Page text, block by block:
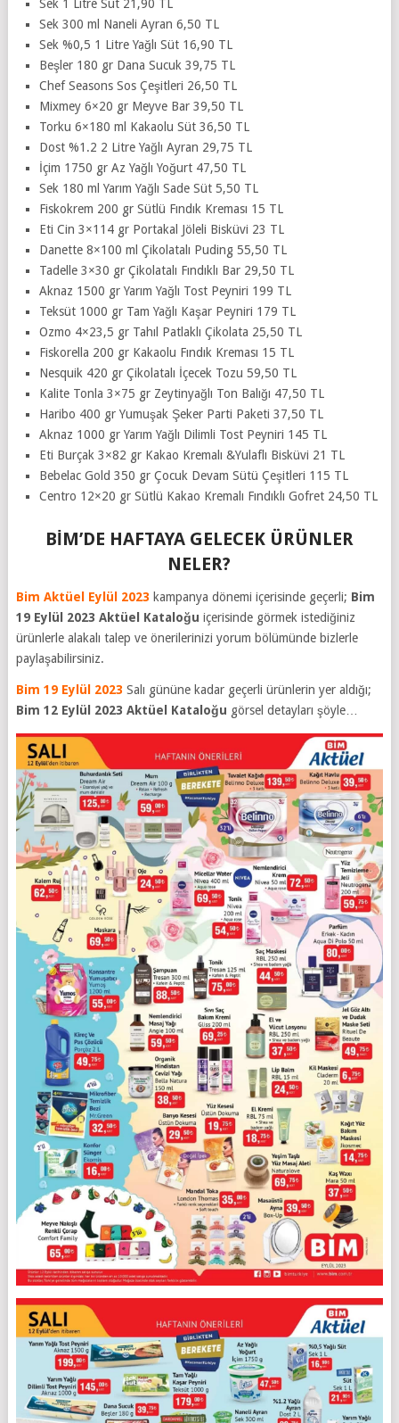
Sek 1 Litre Süt 21,90 TL
Sek 300 ml Naneli Ayran 6,50 TL
Sek %0,5 1 Litre Yağlı Süt 16,90 TL
Beşler 180 gr Dana Sucuk 39,75 TL
Chef Seasons Sos Çeşitleri 26,50 TL
Mixmey 6×20 gr Meyve Bar 39,50 TL
Torku 6×180 ml Kakaolu Süt 36,50 TL
Dost %1.2 2 Litre Yağlı Ayran 29,75 TL
İçim 1750 gr Az Yağlı Yoğurt 47,50 TL
Sek 180 ml Yarım Yağlı Sade Süt 5,50 TL
Fiskokrem 200 gr Sütlü Fındık Kreması 15 TL
Eti Cin 3×114 gr Portakal Jöleli Bisküvi 23 TL
Danette 8×100 ml Çikolatalı Puding 55,50 TL
Tadelle 3×30 gr Çikolatalı Fındıklı Bar 29,50 TL
Aknaz 1500 gr Yarım Yağlı Tost Peyniri 199 TL
Teksüt 1000 gr Tam Yağlı Kaşar Peyniri 179 TL
Ozmo 4×23,5 gr Tahıl Patlaklı Çikolata 25,50 TL
Fiskorella 200 gr Kakaolu Fındık Kreması 15 TL
Nesquik 420 gr Çikolatalı İçecek Tozu 59,50 TL
Kalite Tonla 3×75 gr Zeytinyağlı Ton Balığı 47,50 TL
Haribo 400 gr Yumuşak Şeker Parti Paketi 37,50 TL
Aknaz 1000 gr Yarım Yağlı Dilimli Tost Peyniri 145 TL
Eti Burçak 3×82 gr Kakao Kremalı &Yulaflı Bisküvi 21 TL
Bebelac Gold 350 gr Çocuk Devam Sütü Çeşitleri 115 TL
Centro 12×20 gr Sütlü Kakao Kremalı Fındıklı Gofret 24,50 TL
BİM’DE HAFTAYA GELECEK ÜRÜNLER
NELER?
Bim Aktüel Eylül 2023 kampanya dönemi içerisinde geçerli; Bim
19 Eylül 2023 Aktüel Kataloğu içerisinde görmek istediğiniz
ürünlerle alakalı talep ve önerilerinizi yorum bölümünde bizlerle
paylaşabilirsiniz.
Bim 19 Eylül 2023 Salı gününe kadar geçerli ürünlerin yer aldığı;
Bim 12 Eylül 2023 Aktüel Kataloğu görsel detayları şöyle…